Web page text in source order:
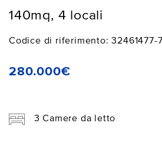
140mq, 4 locali
Codice di riferimento: 32461477-
280.000€
3 Camere da letto